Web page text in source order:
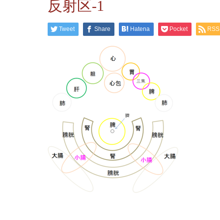
反射区-1
Tweet Share Hatena Pocket RSS